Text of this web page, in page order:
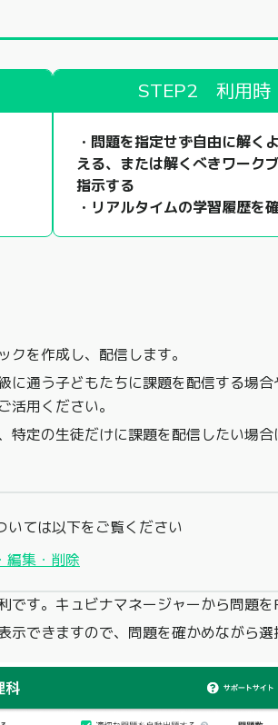
STEP2 利用時
・問題を指定せず自由に解く
える、または解くべきワーク
指示する
・リアルタイムの学習履歴を
クを作成し、配信します。
に通う子どもたちに課題を配信する場
活用ください。
特定の生徒だけに課題を配信したい場合
いては以下をご覧ください
編集・削除
です。キュビナマネージャーから問題を
示できますので、問題を確かめながら選